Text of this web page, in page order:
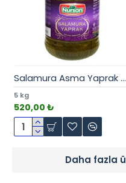
5 kg
Salamura Asma Yaprak 5 kg
520,00 ₺
Daha fazla